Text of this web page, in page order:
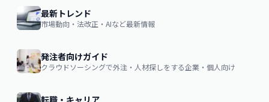
最新トレンド
市場動向・法改正・AIなど最新情報
発注者向けガイド
クラウドソーシングで外注・人材探しをする企業・個人向け
転職・キャリア